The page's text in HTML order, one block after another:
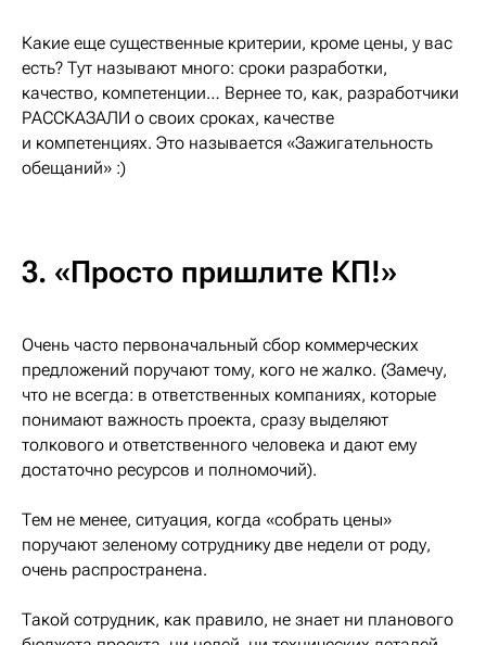
Какие еще существенные критерии, кроме цены, у вас
есть? Тут называют много: сроки разработки,
качество, компетенции… Вернее то, как, разработчики
РАССКАЗАЛИ о своих сроках, качестве
и компетенциях. Это называется «Зажигательность
обещаний» :)
3. «Просто пришлите КП!»
Очень часто первоначальный сбор коммерческих
предложений поручают тому, кого не жалко. (Замечу,
что не всегда: в ответственных компаниях, которые
понимают важность проекта, сразу выделяют
толкового и ответственного человека и дают ему
достаточно ресурсов и полномочий).
Тем не менее, ситуация, когда «собрать цены»
поручают зеленому сотруднику две недели от роду,
очень распространена.
Такой сотрудник, как правило, не знает ни планового